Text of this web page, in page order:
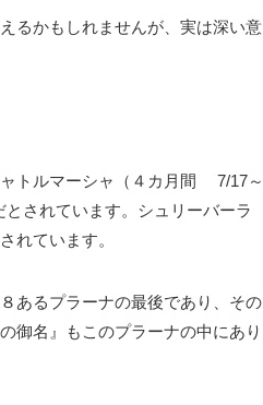
るかもしれませんが、実は深い意
トルマーシャ（４カ月間 7/17～
されています。シュリーバーラ
れています。
あるプラーナの最後であり、その
御名』もこのプラーナの中にあり